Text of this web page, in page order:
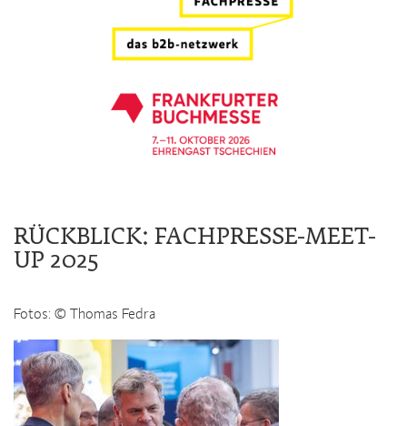
RÜCKBLICK: FACHPRESSE-MEET-
UP 2025
Fotos: © Thomas Fedra